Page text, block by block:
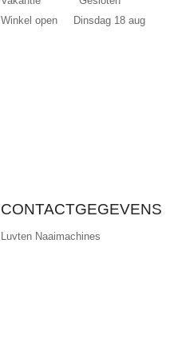
Winkel open Dinsdag 18 aug
CONTACTGEGEVENS
Luyten Naaimachines